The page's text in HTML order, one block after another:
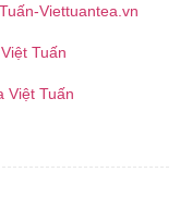
Viettuantea.vn
Tuấn
Việt Tuấn